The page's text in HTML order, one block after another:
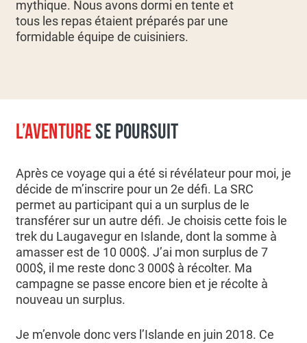
mythique. Nous avons dormi en tente et
tous les repas étaient préparés par une
formidable équipe de cuisiniers.
L’AVENTURESE POURSUIT
Après ce voyage qui a été si révélateur pour moi, je
décide de m’inscrire pour un 2e défi. La SRC
permet au participant qui a un surplus de le
transférer sur un autre défi. Je choisis cette fois le
trek du Laugavegur en Islande, dont la somme à
amasser est de 10 000$. J’ai mon surplus de 7
000$, il me reste donc 3 000$ à récolter. Ma
campagne se passe encore bien et je récolte à
nouveau un surplus.
Je m’envole donc vers l’Islande en juin 2018. Ce